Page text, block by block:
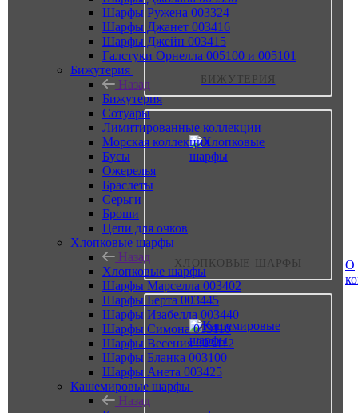
БИЖУТЕРИЯ
ХЛОПКОВЫЕ ШАРФЫ
О
Шарфы Ружена 003324
Шарфы Джанет 003416
Шарфы Джейн 003415
Галстуки Орнелла 005100 и 005101
Бижутерия
Назад
Бижутерия
Сотуары
Лимитированные коллекции
Морская коллекция
Бусы
Ожерелья
Браслеты
Серьги
Броши
Цепи для очков
Хлопковые шарфы
Назад
Хлопковые шарфы
Шарфы Марселла 003402
Шарфы Берта 003445
Шарфы Изабелла 003440
Шарфы Симона 003110
Шарфы Весения 003412
Шарфы Бланка 003100
Шарфы Анета 003425
Кашемировые шарфы
Назад